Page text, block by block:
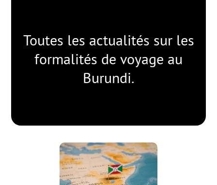
Toutes les actualités sur les
formalités de voyage au
Burundi.